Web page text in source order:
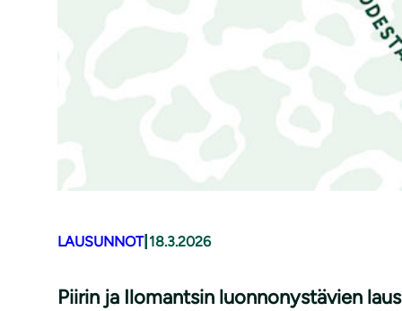
LAUSUNNOT| 18.3.2026
Piirin ja Ilomantsin luonnonystävien